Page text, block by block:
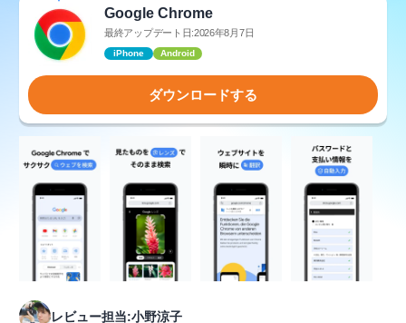
Google Chrome
最終アップデート日:2026年8月7日
iPhone Android
ダウンロードする
レビュー担当:小野涼子